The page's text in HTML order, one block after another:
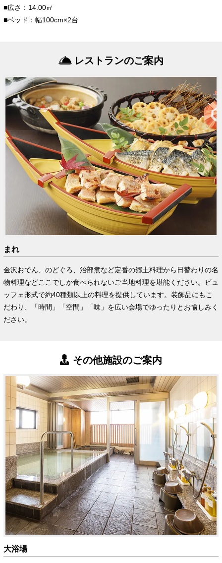
■広さ：14.00㎡
■ベッド：幅100cm×2台
レストランのご案内
まれ
金沢おでん、のどぐろ、治部煮など定番の郷土料理から日替わりの名
物料理などここでしか食べられないご当地料理を堪能ください。ビュ
ッフェ形式で約40種類以上の料理を提供しています。装飾品にもこ
だわり、「時間」「空間」「味」を広い会場でゆったりとお愉しみく
ださい。
その他施設のご案内
大浴場